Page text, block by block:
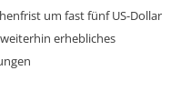
um fast fünf US-Dollar
erhebliches